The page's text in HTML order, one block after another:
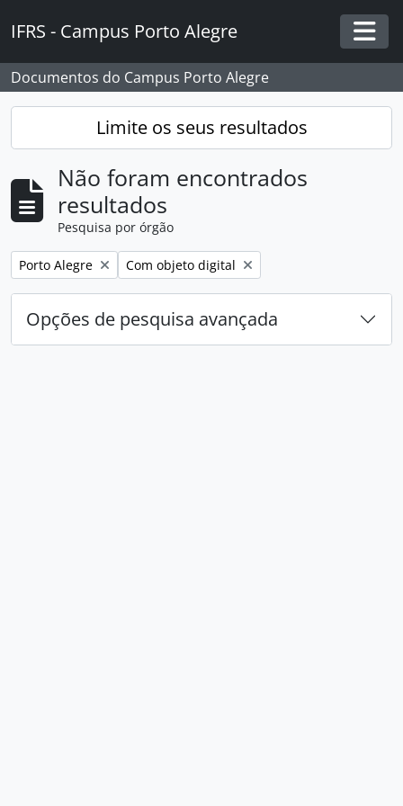
IFRS - Campus Porto Alegre
Documentos do Campus Porto Alegre
Limite os seus resultados
Não foram encontrados
resultados
Pesquisa por órgão
Remover filtro:
Porto Alegre Remover filtro:
Com objeto digital
Opções de pesquisa avançada